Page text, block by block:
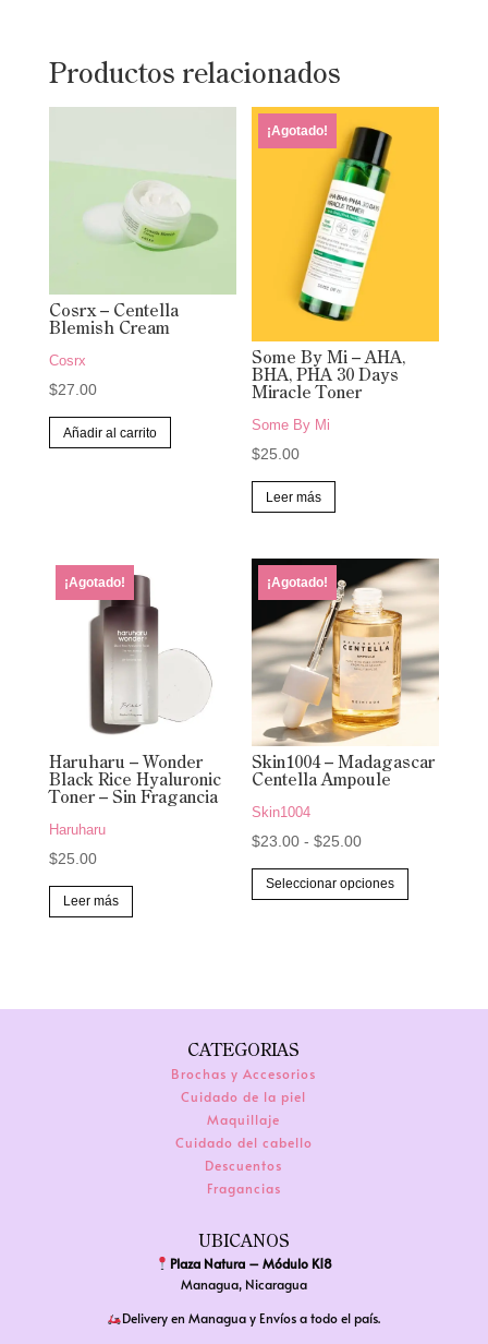
Productos relacionados
Cosrx – Centella
Blemish Cream
Cosrx
$27.00
Añadir al carrito
¡Agotado!
Some By Mi – AHA,
BHA, PHA 30 Days
Miracle Toner
Some By Mi
$25.00
Leer más
¡Agotado!
Haruharu – Wonder
Black Rice Hyaluronic
Toner – Sin Fragancia
Haruharu
$25.00
Leer más
¡Agotado!
Skin1004 – Madagascar
Centella Ampoule
Skin1004
$23.00 - $25.00Rango
de
precios:
$25.00
Seleccionar opciones
Este
Las
CATEGORIAS
Brochas y Accesorios
Cuidado de la piel
Maquillaje
Cuidado del cabello
Descuentos
Fragancias
UBICANOS
Plaza Natura – Módulo K18
Managua, Nicaragua
Delivery en Managua y Envíos a todo el país.